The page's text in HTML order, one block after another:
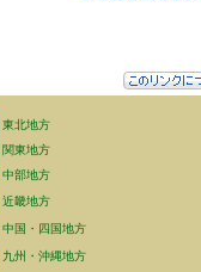
東北地方
関東地方
中部地方
近畿地方
中国・四国地方
九州・沖縄地方